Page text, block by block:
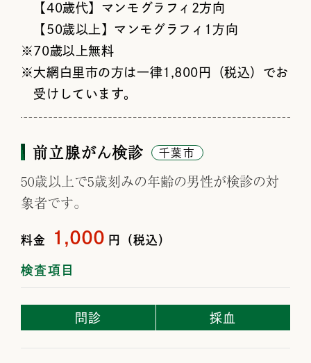
【40歳代】マンモグラフィ2方向
【50歳以上】マンモグラフィ1方向
70歳以上無料
大網白里市の方は一律1,800円（税込）でお
受けしています。
前立腺がん検診 千葉市
50歳以上で5歳刻みの年齢の男性が検診の対
象者です。
料金 1,000 円（税込）
検査項目
問診 採血